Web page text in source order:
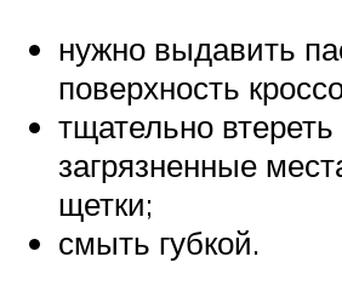
нужно выдавить
поверхность
тщательно
загрязненные
щетки;
смыть губкой.